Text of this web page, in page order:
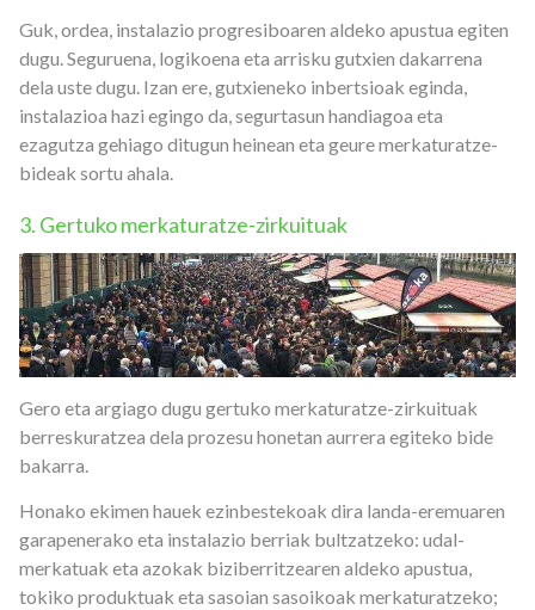
Guk, ordea, instalazio progresiboaren aldeko apustua egiten
dugu. Seguruena, logikoena eta arrisku gutxien dakarrena
dela uste dugu. Izan ere, gutxieneko inbertsioak eginda,
instalazioa hazi egingo da, segurtasun handiagoa eta
ezagutza gehiago ditugun heinean eta geure merkaturatze-
bideak sortu ahala.
3. Gertuko merkaturatze-zirkuituak
Gero eta argiago dugu gertuko merkaturatze-zirkuituak
berreskuratzea dela prozesu honetan aurrera egiteko bide
bakarra.
Honako ekimen hauek ezinbestekoak dira landa-eremuaren
garapenerako eta instalazio berriak bultzatzeko: udal-
merkatuak eta azokak biziberritzearen aldeko apustua,
tokiko produktuak eta sasoian sasoikoak merkaturatzeko;